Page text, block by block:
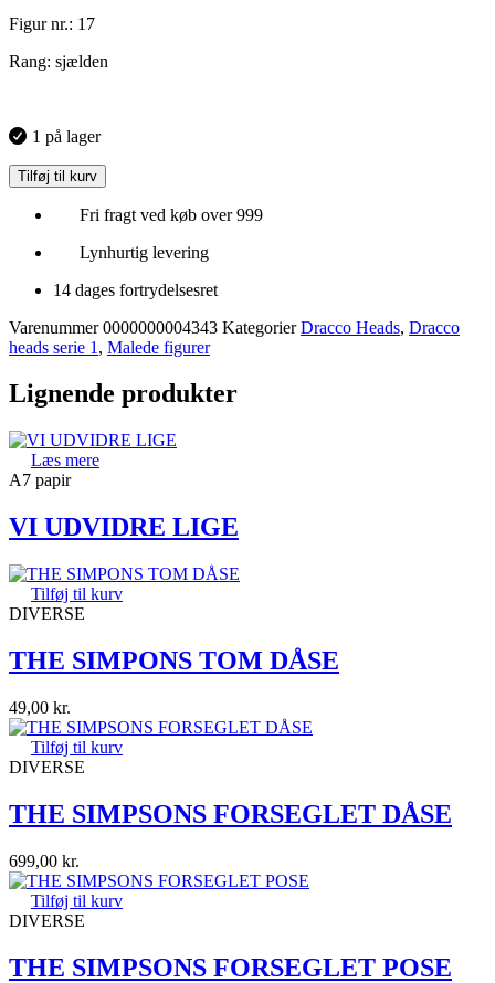
Figur nr.: 17
Rang: sjælden
1 på lager
Tilføj til kurv
Fri fragt ved køb over 999
Lynhurtig levering
14 dages fortrydelsesret
Varenummer0000000004343 Kategorier Dracco Heads, Dracco
heads serie 1 , Malede figurer
Lignende produkter
Læs mere
A7 papir
VI UDVIDRE LIGE
Tilføj til kurv
DIVERSE
THE SIMPONS TOM DÅSE
49,00 kr.
Tilføj til kurv
DIVERSE
THE SIMPSONS FORSEGLET DÅSE
699,00 kr.
Tilføj til kurv
DIVERSE
THE SIMPSONS FORSEGLET POSE